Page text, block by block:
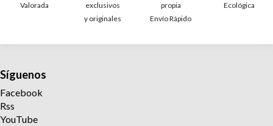
Valorada
exclusivos
y originales
propia
Envío Rápido
Ecológica
Síguenos
Facebook
Rss
YouTube